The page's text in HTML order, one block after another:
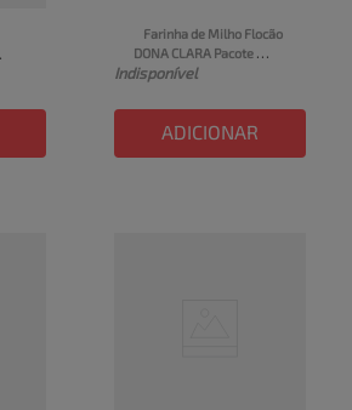
Farinha de Milho Flocão
DONA CLARA Pacote
500g
Indisponível
ADICIONAR